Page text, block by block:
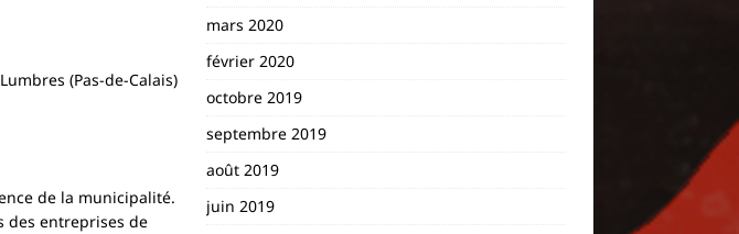
(Pas-de-Calais)
de la municipalité.
des entreprises de
mars 2020
février 2020
octobre 2019
septembre 2019
août 2019
juin 2019